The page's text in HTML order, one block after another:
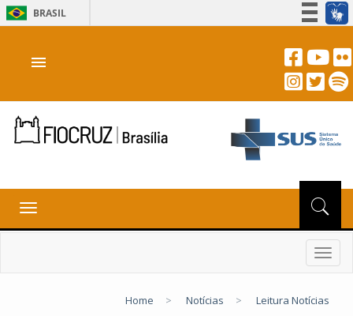
BRASIL
Acesso à informação
Canais
menu
Toggle
navigation
Home > Notícias > Leitura Notícias